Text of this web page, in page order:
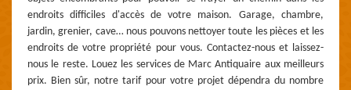
endroits difficiles d'accès de votre maison. Garage, chambre,
jardin, grenier, cave… nous pouvons nettoyer toute les pièces et les
endroits de votre propriété pour vous. Contactez-nous et laissez-
nous le reste. Louez les services de Marc Antiquaire aux meilleurs
prix. Bien sûr, notre tarif pour votre projet dépendra du nombre